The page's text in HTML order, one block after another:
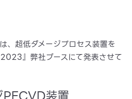
、超低ダメージプロセス装置を
』弊社ブースにて発表させて